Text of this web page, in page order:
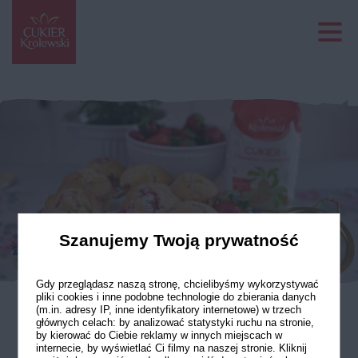
Babeczki waniliowe
Szanujemy Twoją prywatność
Gdy przeglądasz naszą stronę, chcielibyśmy wykorzystywać
pliki cookies i inne podobne technologie do zbierania danych
(m.in. adresy IP, inne identyfikatory internetowe) w trzech
głównych celach: by analizować statystyki ruchu na stronie,
by kierować do Ciebie reklamy w innych miejscach w
internecie, by wyświetlać Ci filmy na naszej stronie. Kliknij